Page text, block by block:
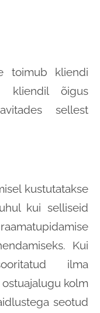
toimub kliendi
kliendil õigus
sellest
kustutatakse
kui selliseid
Kui
ilma
kolm
seotud